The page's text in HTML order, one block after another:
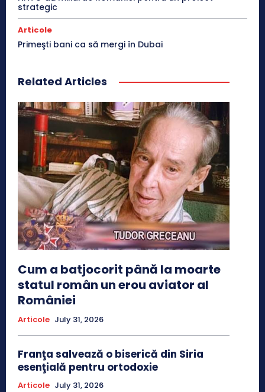
strategic
Articole
Primeşti bani ca să mergi în Dubai
Related Articles
Cum a batjocorit până la moarte
statul român un erou aviator al
României
Articole July 31, 2026
Franţa salvează o biserică din Siria
esenţială pentru ortodoxie
Articole July 31, 2026